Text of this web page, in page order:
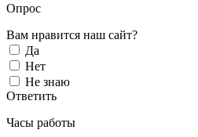
Опрос
Вам нравится наш сайт?
Да
Нет
Не знаю
Ответить
Часы работы